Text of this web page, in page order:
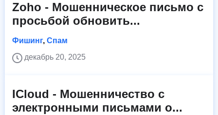
Zoho - Мошенническое письмо с
просьбой обновить...
Фишинг, Спам
декабрь 20, 2025
ICloud - Мошенничество с
электронными письмами о...